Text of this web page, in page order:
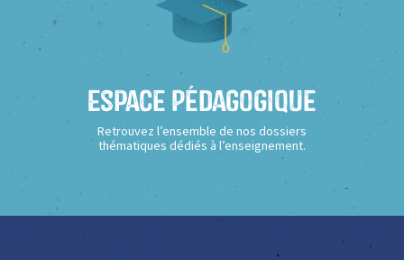
Espace Pédagogique
Retrouvez l’ensemble de nos dossiers
thématiques dédiés à l’enseignement.